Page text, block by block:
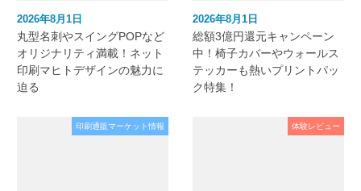
2026年8月1日
丸型名刺やスイングPOPなど
オリジナリティ満載！ネット
印刷マヒトデザインの魅力に
迫る
2026年8月1日
総額3億円還元キャンペーン
中！椅子カバーやウォールス
テッカーも熱いプリントパッ
ク特集！
印刷通販マーケット情報 体験レビュー